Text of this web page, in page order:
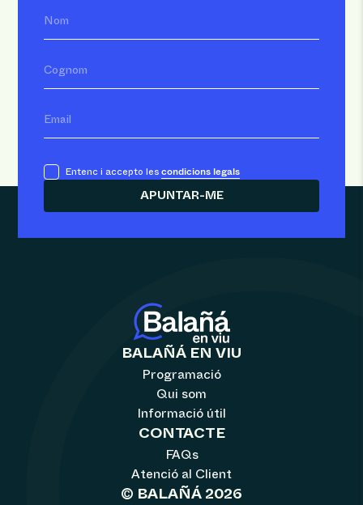
Nom
Cognom
Email
Entenc i accepto lescondicions legals
BALAÑÁ EN VIU
Programació
Qui som
Informació útil
CONTACTE
FAQs
Atenció al Client
© BALAÑÁ 2026